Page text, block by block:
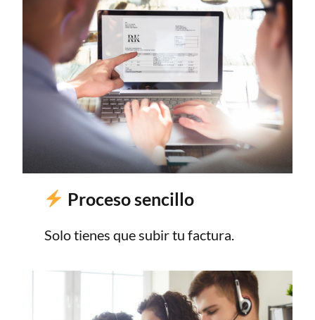
Proceso sencillo
Solo tienes que subir tu factura.